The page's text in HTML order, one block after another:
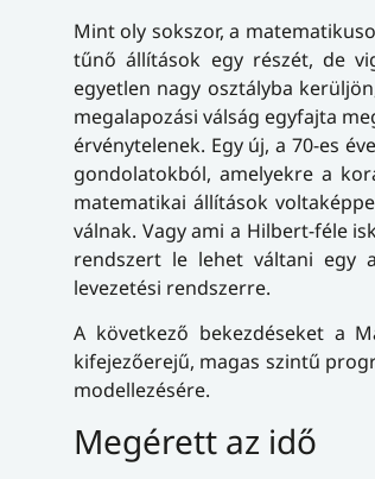
Mint oly sokszor, a
tűnő állítások egy részét, de
egyetlen nagy osztályba
megalapozási válság egyfajta
érvénytelenek. Egy új, a 70-es
gondolatokból, amelyekre a
matematikai állítások
válnak. Vagy ami a Hilbert-féle
rendszert le lehet váltani egy
levezetési rendszerre.
A következő bekezdéseket a
kifejezőerejű, magas szintű
modellezésére.
Megérett az idő